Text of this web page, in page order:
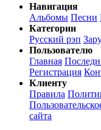
Навигация
Альбомы Песни
Категории
Русский рэп
Пользователю
Главная
Регистрация
Клиенту
Правила
сайта